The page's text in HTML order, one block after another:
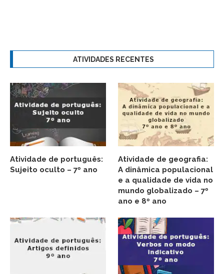
ATIVIDADES RECENTES
Atividade de português:
Sujeito oculto – 7º ano
Atividade de geografia:
A dinâmica populacional
e a qualidade de vida no
mundo globalizado – 7º
ano e 8º ano